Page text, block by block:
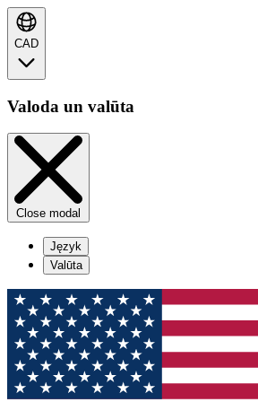
CAD
Valoda un valūta
Close modal
Język
Valūta